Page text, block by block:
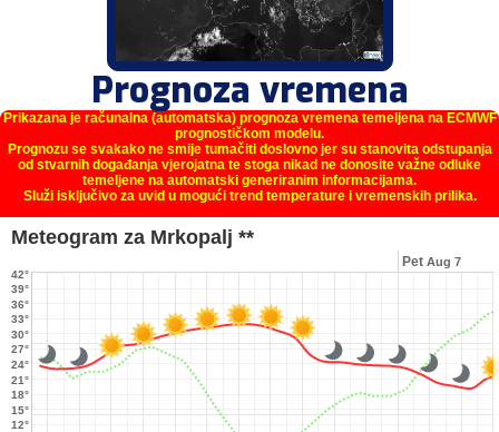
Prognoza vremena
Prikazana je računalna (automatska) prognoza vremena temeljena na ECMWF
prognostičkom modelu.
Prognozu se svakako ne smije tumačiti doslovno jer su stanovita odstupanja
od stvarnih događanja vjerojatna te stoga nikad ne donosite važne odluke
temeljene na automatski generiranim informacijama.
Služi isključivo za uvid u mogući trend temperature i vremenskih prilika.
Meteogram za Mrkopalj **
12°
24°
36°
15°
18°
21°
27°
30°
33°
39°
42°
Pet Aug 7